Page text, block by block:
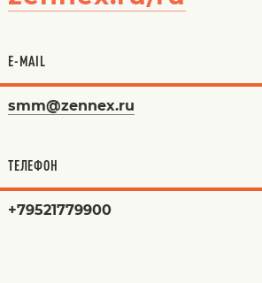
E-MAIL
smm@zennex.ru
ТЕЛЕФОН
+79521779900